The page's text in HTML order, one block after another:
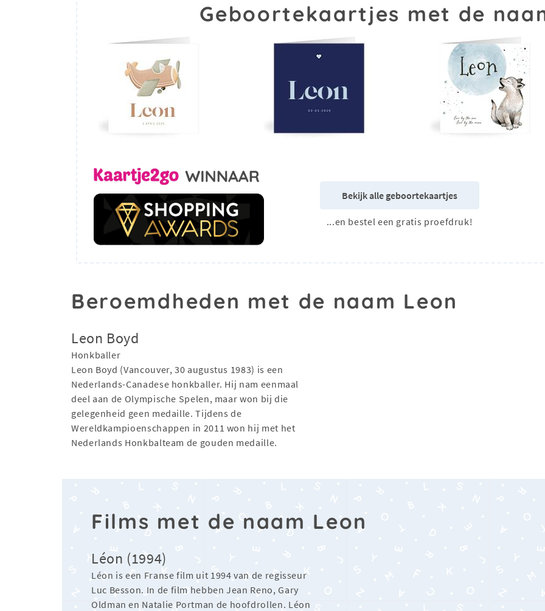
Geboortekaartjes met de
Bekijk alle geboortekaartjes
...en bestel een gratis proefdruk!
Beroemdheden met de naam Leon
Leon Boyd
Honkballer
Leon Boyd (Vancouver, 30 augustus 1983) is een
Nederlands-Canadese honkballer. Hij nam eenmaal
deel aan de Olympische Spelen, maar won bij die
gelegenheid geen medaille. Tijdens de
Wereldkampioenschappen in 2011 won hij met het
Nederlands Honkbalteam de gouden medaille.
Films met de naam Leon
Léon (1994)
Léon is een Franse film uit 1994 van de regisseur
Luc Besson. In de film hebben Jean Reno, Gary
Oldman en Natalie Portman de hoofdrollen. Léon